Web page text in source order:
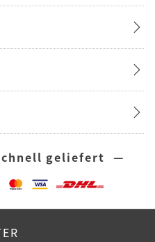
geliefert —